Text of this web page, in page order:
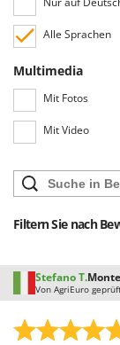
Tornado
Tre Spade
Trev - Abrek
Trotec
U
Udor
Unger
Vesco
Volpi
Alle Sprachen
Multimedia
Mit Fotos
Mit Video
Filtern Sie nach
Stefano T.
Von AgriEuro